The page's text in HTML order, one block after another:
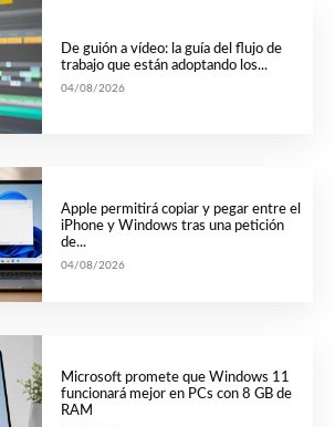
De guión a vídeo: la guía del flujo de
trabajo que están adoptando los...
04/08/2026
Apple permitirá copiar y pegar entre el
iPhone y Windows tras una petición
de...
04/08/2026
Microsoft promete que Windows 11
funcionará mejor en PCs con 8 GB de
RAM